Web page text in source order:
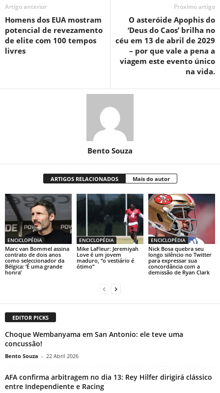
Artigo anterior
Homens dos EUA mostram
potencial de revezamento
de elite com 100 tempos
livres
Próximo artigo
O asteróide Apophis do
‘Deus do Caos’ brilha no
céu em 13 de abril de 2029
– por que vale a pena a
viagem este evento único
na vida.
Bento Souza
ARTIGOS RELACIONADOS Mais do autor
ENCICLOPÉDIA
Marc van Bommel assina
contrato de dois anos
como seleccionador da
Bélgica: ‘É uma grande
honra’
ENCICLOPÉDIA
Mike LaFleur: Jeremiyah
Love é um jovem
maduro, “o vestiário é
ótimo”
ENCICLOPÉDIA
Nick Bosa quebra seu
longo silêncio no Twitter
para expressar sua
concordância com a
demissão de Ryan Clark
EDITOR PICKS
Choque Wembanyama em San Antonio: ele teve uma
concussão!
Bento Souza - 22 Abril 2026
AFA confirma arbitragem no dia 13: Rey Hilfer dirigirá clássico
entre Independiente e Racing